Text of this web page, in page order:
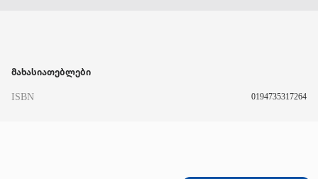
მახასიათებლები
ISBN 0194735317264